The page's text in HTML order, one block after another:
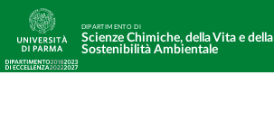
Salta al contenuto principale
Skip to footer
DIPARTIMENTO DI
Scienze Chimiche, della Vita e della
Sostenibilità Ambientale